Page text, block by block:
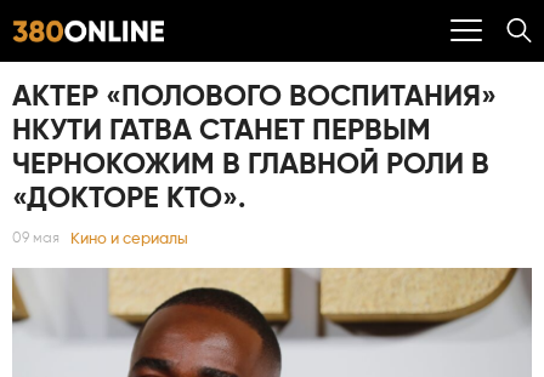
АКТЕР «ПОЛОВОГО ВОСПИТАНИЯ»
НКУТИ ГАТВА СТАНЕТ ПЕРВЫМ
ЧЕРНОКОЖИМ В ГЛАВНОЙ РОЛИ В
«ДОКТОРЕ КТО».
09 мая Кино и сериалы